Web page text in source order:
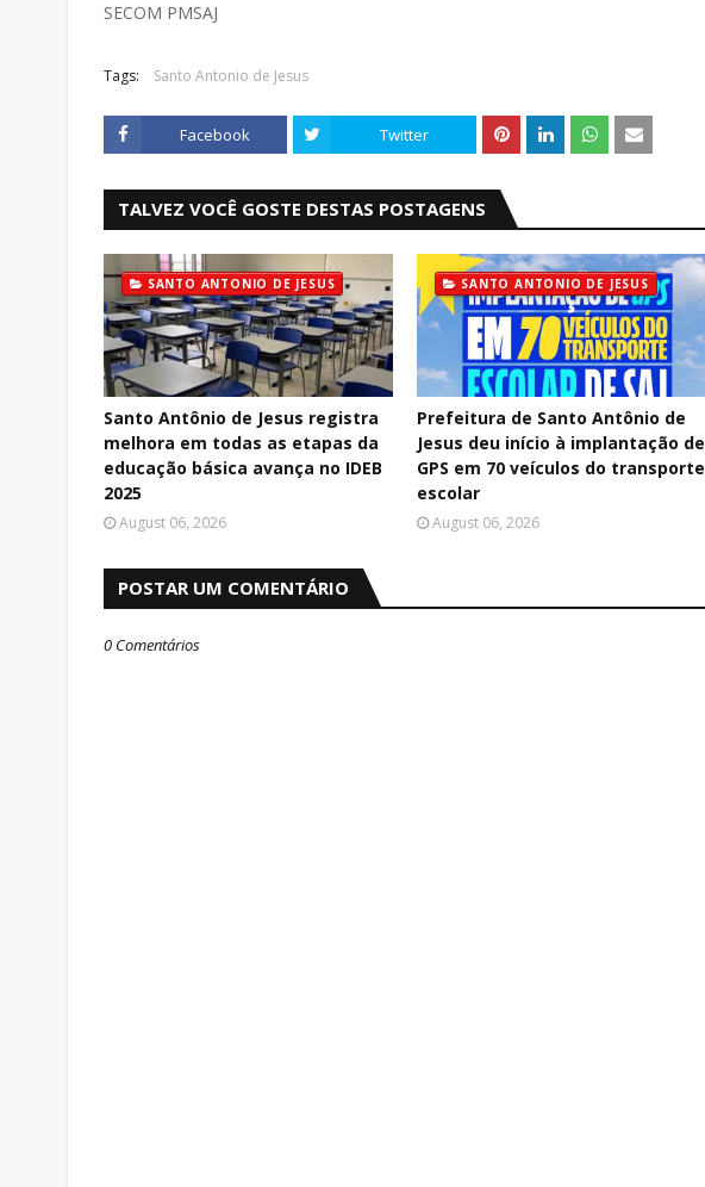
SECOM PMSAJ
Tags: Santo Antonio de Jesus
Facebook Twitter
TALVEZ VOCÊ GOSTE DESTAS POSTAGENS
SANTO ANTONIO DE JESUS
Santo Antônio de Jesus registra
melhora em todas as etapas da
educação básica avança no IDEB
2025
August 06, 2026
SANTO ANTONIO DE JESUS
Prefeitura de Santo Antônio de
Jesus deu início à implantação de
GPS em 70 veículos do transporte
escolar
August 06, 2026
POSTAR UM COMENTÁRIO
0 Comentários